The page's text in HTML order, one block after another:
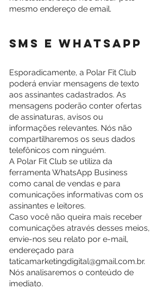
mesmo endereço de email.
SMS e WhatsApp
Esporadicamente, a Polar Fit Club
poderá enviar mensagens de texto
aos assinantes cadastrados. As
mensagens poderão conter ofertas
de assinaturas, avisos ou
informações relevantes. Nós não
compartilharemos os seus dados
telefônicos com ninguém.
A Polar Fit Club se utiliza da
ferramenta WhatsApp Business
como canal de vendas e para
comunicações informativas com os
assinantes e leitores.
Caso você não queira mais receber
comunicações através desses meios,
envie-nos seu relato por e-mail,
endereçado para
taticamarketingdigital@gmail.com.br.
Nós analisaremos o conteúdo de
imediato.